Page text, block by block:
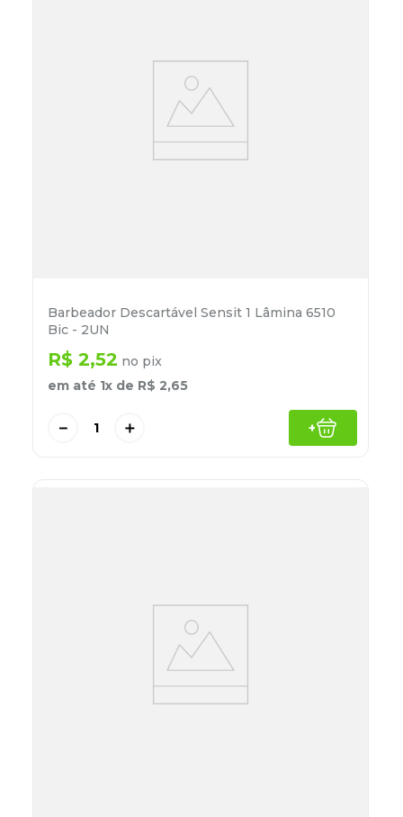
Barbeador Descartável Sensit 1 Lâmina 6510
Bic - 2UN
R$ 2,52 no pix
em até 1x de R$ 2,65
＋
－ +